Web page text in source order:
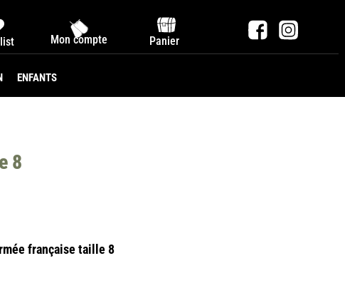
Mon compte Panier
ENFANTS
8
française taille 8